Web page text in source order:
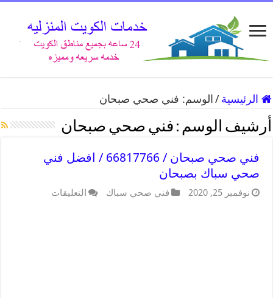
الرئيسية / الوسم: فني صحي صبحان
أرشيف الوسم : فني صحي صبحان
فني صحي صبحان / 66817766 / افضل فني
صحي سباك بصبحان
نوفمبر 25, 2020 فني صحي سباك التعليقات